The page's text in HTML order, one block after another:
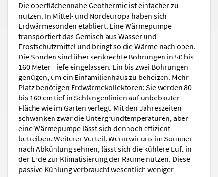
Die oberflächennahe Geothermie ist einfacher zu
nutzen. In Mittel- und Nordeuropa haben sich
Erdwärmesonden etabliert. Eine Wärmepumpe
transportiert das Gemisch aus Wasser und
Frostschutzmittel und bringt so die Wärme nach oben.
Die Sonden sind über senkrechte Bohrungen in 50 bis
160 Meter Tiefe eingelassen. Ein bis zwei Bohrungen
genügen, um ein Einfamilienhaus zu beheizen. Mehr
Platz benötigen Erdwärmekollektoren: Sie werden 80
bis 160 cm tief in Schlangenlinien auf unbebauter
Fläche wie im Garten verlegt. Mit den Jahreszeiten
schwanken zwar die Untergrundtemperaturen, aber
eine Wärmepumpe lässt sich dennoch effizient
betreiben. Weiterer Vorteil: Wenn wir uns im Sommer
nach Abkühlung sehnen, lässt sich die kühlere Luft in
der Erde zur Klimatisierung der Räume nutzen. Diese
passive Kühlung verbraucht wesentlich weniger